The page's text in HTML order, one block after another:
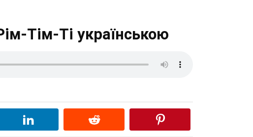
Тім-Ті українською